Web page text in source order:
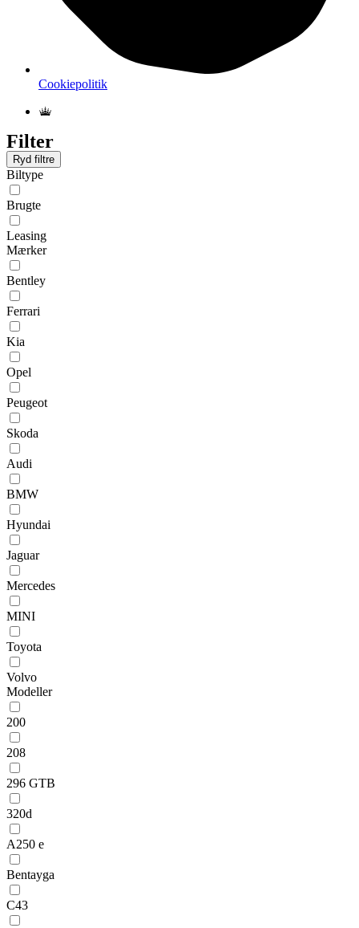
Cookiepolitik
Filter
Ryd filtre
Biltype
Brugte
Leasing
Mærker
Bentley
Ferrari
Kia
Opel
Peugeot
Skoda
Audi
BMW
Hyundai
Jaguar
Mercedes
MINI
Toyota
Volvo
Modeller
200
208
296 GTB
320d
A250 e
Bentayga
C43